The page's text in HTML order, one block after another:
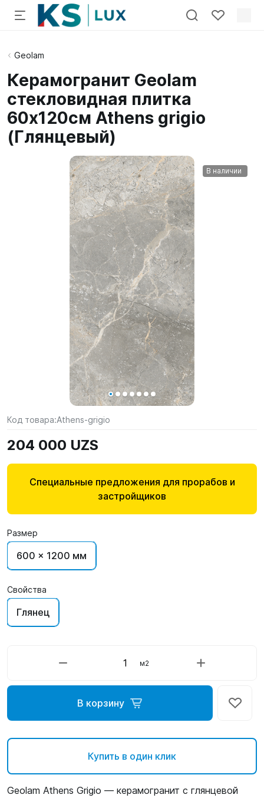
Geolam
Керамогранит Geolam
стекловидная плитка
60х120см Athens grigio
(Глянцевый)
В наличии
Код товара:Athens-grigio
204 000 UZS
Специальные предложения для прорабов и
застройщиков
Размер
600 x 1200 мм
Свойства
Глянец
м2
В корзину
Купить в один клик
Geolam Athens Grigio — керамогранит с глянцевой